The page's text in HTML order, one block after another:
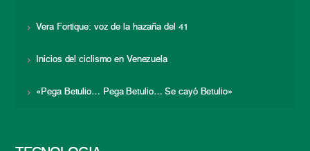
Vera Fortique: voz de la hazaña del 41
Inicios del ciclismo en Venezuela
«Pega Betulio… Pega Betulio… Se cayó Betulio»